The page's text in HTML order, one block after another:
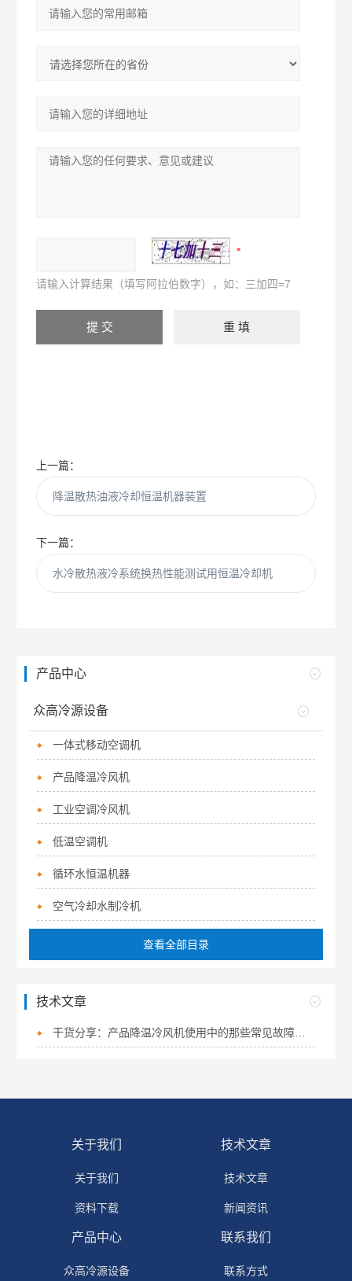
请输入计算结果（填写阿拉伯数字），如：三加四=7
上一篇：
降温散热油液冷却恒温机器装置
下一篇：
水冷散热液冷系统换热性能测试用恒温冷却机
产品中心
众高冷源设备
一体式移动空调机
产品降温冷风机
工业空调冷风机
低温空调机
循环水恒温机器
空气冷却水制冷机
查看全部目录
技术文章
关于我们
关于我们
资料下载
技术文章
技术文章
新闻资讯
产品中心
众高冷源设备
联系我们
联系方式